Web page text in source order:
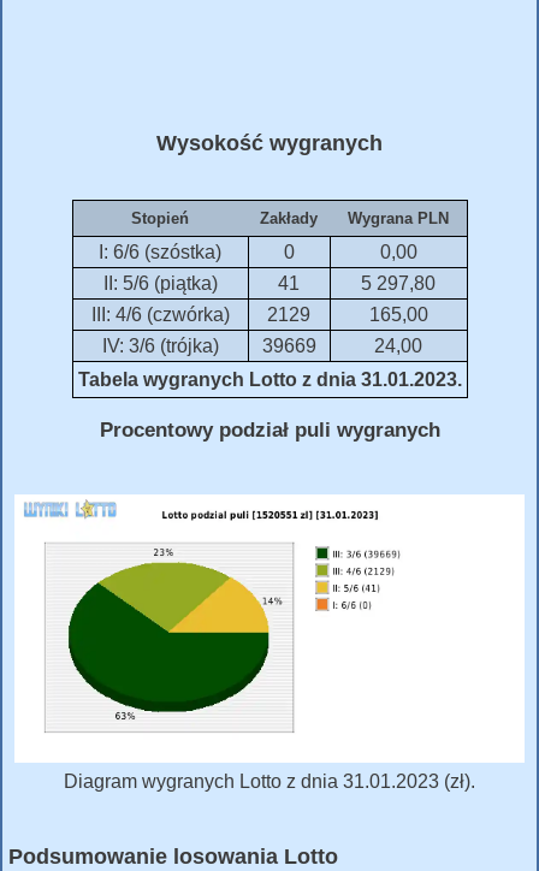
Wysokość wygranych
Stopień Zakłady Wygrana PLN
I: 6/6 (szóstka) 0
0,00
II: 5/6 (piątka)
41
5 297,80
III: 4/6 (czwórka)
2129
165,00
IV: 3/6 (trójka)
39669
24,00
Tabela wygranych Lotto z dnia 31.01.2023.
Procentowy podział puli wygranych
Diagram wygranych Lotto z dnia 31.01.2023 (zł).
Podsumowanie losowania Lotto